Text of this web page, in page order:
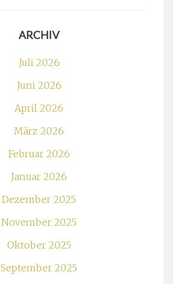
ARCHIV
Juli 2026
Juni 2026
April 2026
März 2026
Februar 2026
Januar 2026
Dezember 2025
November 2025
Oktober 2025
September 2025